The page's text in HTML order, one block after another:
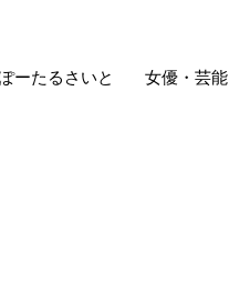
ーたるさいと 女優・芸能